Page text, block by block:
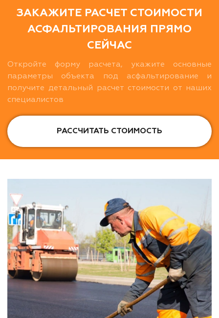
ЗАКАЖИТЕ РАСЧЕТ СТОИМОСТИ
АСФАЛЬТИРОВАНИЯ ПРЯМО
СЕЙЧАС
Откройте форму расчета, укажите основные
параметры объекта под асфальтирование и
получите детальный расчет стоимости от наших
специалистов
РАССЧИТАТЬ СТОИМОСТЬ